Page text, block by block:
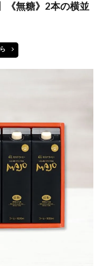
《無糖》2本の横並